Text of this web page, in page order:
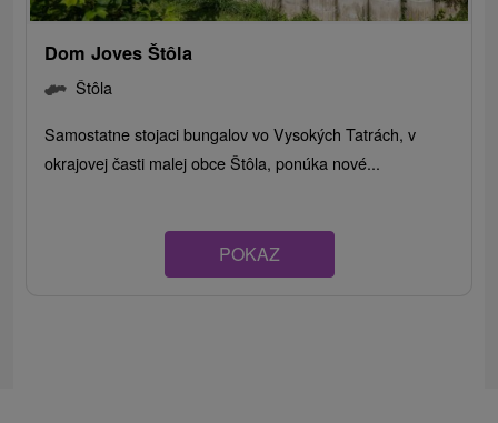
Dom Joves Štôla
Štôla
Samostatne stojaci bungalov vo Vysokých Tatrách, v
okrajovej časti malej obce Štôla, ponúka nové...
POKAZ